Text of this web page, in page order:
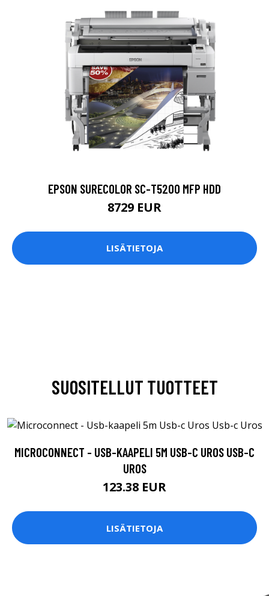
EPSON SURECOLOR SC-T5200 MFP HDD
8729 EUR
LISÄTIETOJA
SUOSITELLUT TUOTTEET
MICROCONNECT - USB-KAAPELI 5M USB-C UROS USB-C
UROS
123.38 EUR
LISÄTIETOJA